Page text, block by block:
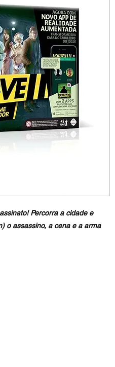
Percorra a cidade e
o assassino, a cena e a arma